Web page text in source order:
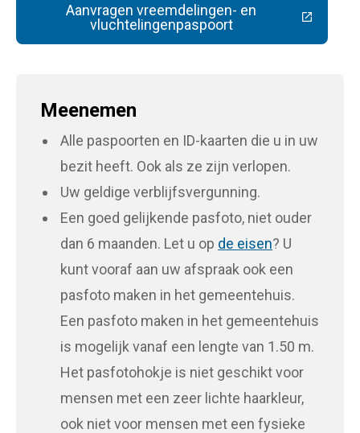
Aanvragen vreemdelingen- en
vluchtelingenpaspoort(Deze link gaat naar een
Meenemen
Alle paspoorten en ID-kaarten die u in uw
bezit heeft. Ook als ze zijn verlopen.
Uw geldige verblijfsvergunning.
Een goed gelijkende pasfoto, niet ouder
dan 6 maanden. Let u op de eisen? U
kunt vooraf aan uw afspraak ook een
pasfoto maken in het gemeentehuis.
Een pasfoto maken in het gemeentehuis
is mogelijk vanaf een lengte van 1.50 m.
Het pasfotohokje is niet geschikt voor
mensen met een zeer lichte haarkleur,
ook niet voor mensen met een fysieke